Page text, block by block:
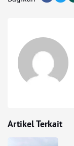
Artikel Terkait